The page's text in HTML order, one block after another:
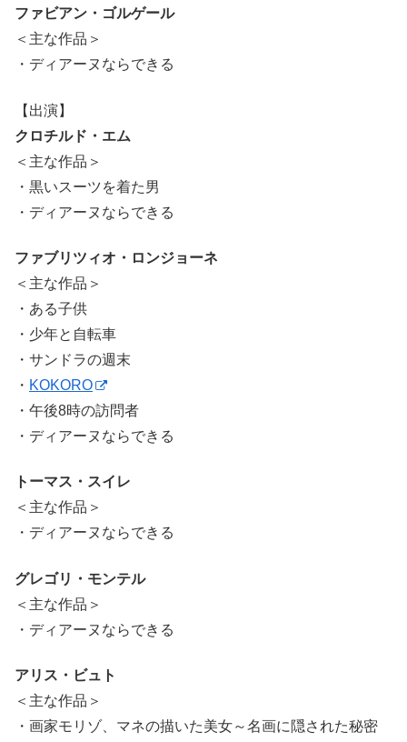
ファビアン・ゴルゲール
＜主な作品＞
・ディアーヌならできる
【出演】
クロチルド・エム
＜主な作品＞
・黒いスーツを着た男
・ディアーヌならできる
ファブリツィオ・ロンジョーネ
＜主な作品＞
・ある子供
・少年と自転車
・サンドラの週末
・ KOKORO
・午後8時の訪問者
・ディアーヌならできる
トーマス・スイレ
＜主な作品＞
・ディアーヌならできる
グレゴリ・モンテル
＜主な作品＞
・ディアーヌならできる
アリス・ビュト
＜主な作品＞
・画家モリゾ、マネの描いた美女～名画に隠された秘密